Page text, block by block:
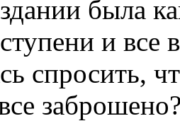
была
и все
спросить,